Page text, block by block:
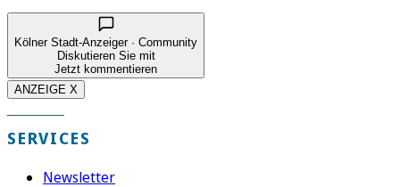
Kölner Stadt-Anzeiger · Community
Diskutieren Sie mit
Jetzt kommentieren
ANZEIGE X
SERVICES
Newsletter